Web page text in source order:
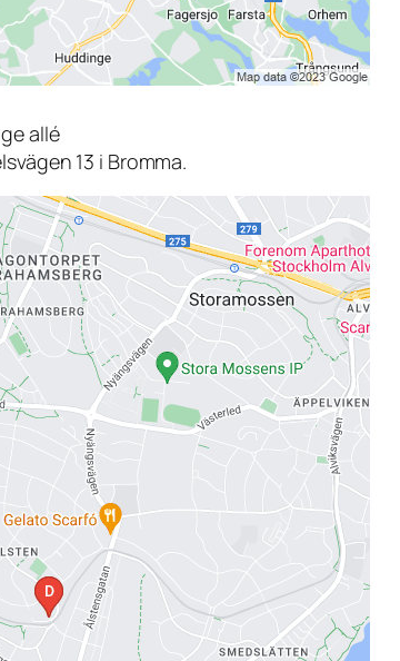
allé
13 i Bromma.